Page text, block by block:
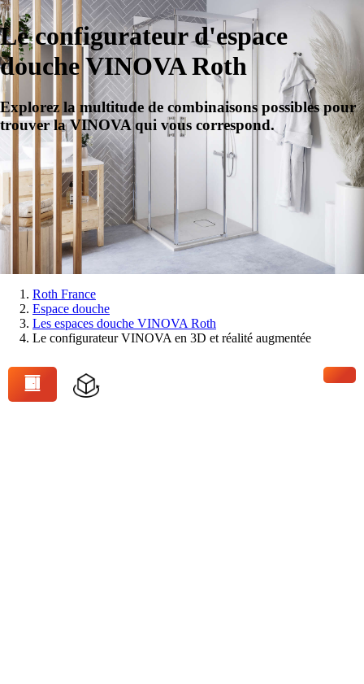
Le configurateur d'espace
douche VINOVA Roth
Explorez la multitude de combinaisons possibles pour
trouver la VINOVA qui vous correspond.
Vous
êtes
Roth France
Espace douche
Les espaces douche VINOVA Roth
Le configurateur VINOVA en 3D et réalité augmentée